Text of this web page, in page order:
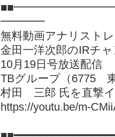
━━━━
無料動画アナリスト
金田一洋次郎のIRチ
10月19日号放送配信
TBグループ（6775
村田 三郎 氏を直撃
https://youtu.be/m-